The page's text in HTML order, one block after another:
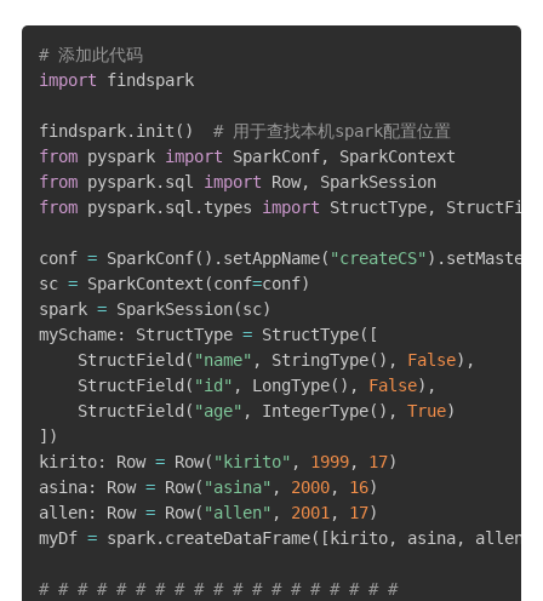
# 添加此代码
import findspark
findspark. init ( )
# 用于查找本机spark配置位置
from pyspark import SparkConf,
from pyspark. sql import Row,
SparkSession
from pyspark. sql . types import StructType,
conf = SparkConf( ) . setAppName( "createCS" ) . setMaster
sc = SparkContext (conf=conf)
spark = SparkSession(sc)
mySchame: StructType = StructType( [
    StructField
( "name" , StringType( ) , False) ,
    StructField
( "id" , LongType( ) , False) ,
    StructField
( "age" , IntegerType( ) , True)
] )
kirito: Row = Row( "kirito" , 1999, 17)
asina: Row = Row( "asina" , 2000, 16)
allen: Row = Row( "allen" , 2001 , 17)
myDf = spark. createDataFrame( [ kirito, asina, allen
# # # # # # # # # # # # # # # # # # #